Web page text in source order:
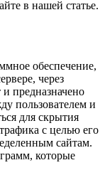
в нашей статье.
обеспечение,
через
предназначено
пользователем и
для скрытия
с целью его
сайтам.
которые